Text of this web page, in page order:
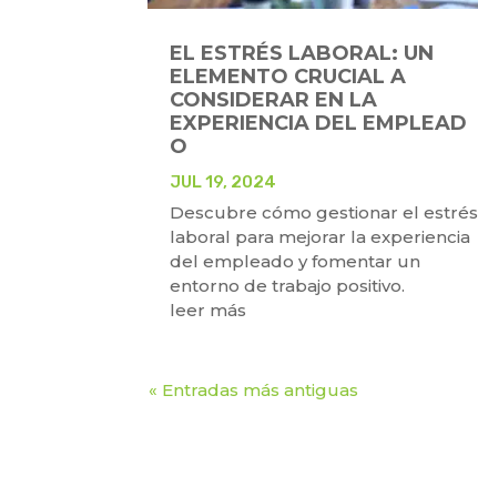
EL ESTRÉS LABORAL: UN
ELEMENTO CRUCIAL A
CONSIDERAR EN LA
EXPERIENCIA DEL EMPLEAD
O
JUL 19, 2024
Descubre cómo gestionar el estrés
laboral para mejorar la experiencia
del empleado y fomentar un
entorno de trabajo positivo.
leer más
« Entradas más antiguas